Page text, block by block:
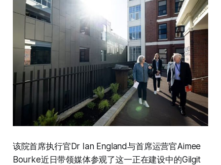
该院首席执行官Dr Ian England与首席运营官Aimee
Bourke近日带领媒体参观了这一正在建设中的Gilgit